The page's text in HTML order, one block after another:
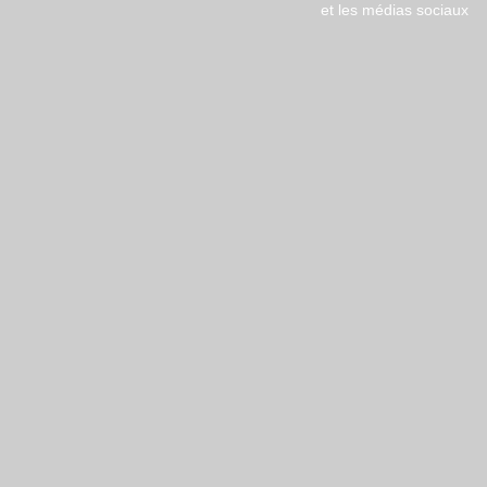
et les médias sociaux